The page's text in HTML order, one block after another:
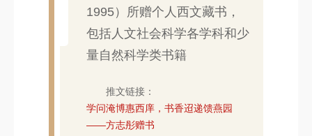
1995）所赠个人西文藏书，
包括人文社会科学各学科和少
量自然科学类书籍
推文链接：
学问淹博惠西庠，书香迢递馈燕园
——方志彤赠书